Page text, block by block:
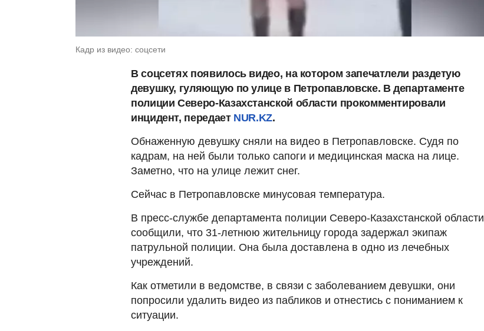
Кадр из видео: соцсети
В соцсетях появилось видео, на котором запечатлели раздетую
девушку, гуляющую по улице в Петропавловске. В департаменте
полиции Северо-Казахстанской области прокомментировали
инцидент, передает NUR.KZ.
Обнаженную девушку сняли на видео в Петропавловске. Судя по
кадрам, на ней были только сапоги и медицинская маска на лице.
Заметно, что на улице лежит снег.
Сейчас в Петропавловске минусовая температура.
В пресс-службе департамента полиции Северо-Казахстанской области
сообщили, что 31-летнюю жительницу города задержал экипаж
патрульной полиции. Она была доставлена в одно из лечебных
учреждений.
Как отметили в ведомстве, в связи с заболеванием девушки, они
попросили удалить видео из пабликов и отнестись с пониманием к
ситуации.